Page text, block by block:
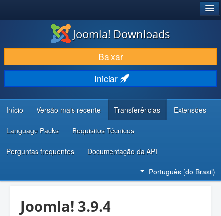
BAIXAR E APRIMORAR
DESCUBRA & APRENDA
COMUNIDADE & SUPORTE
RECURSOS PARA DESENVOLVEDORES
Joomla! Downloads
Baixar
Iniciar
Início Versão mais recente Transferências Extensões
Language Packs Requisitos Técnicos
Perguntas frequentes Documentação da API
Português (do Brasil)
Joomla! 3.9.4